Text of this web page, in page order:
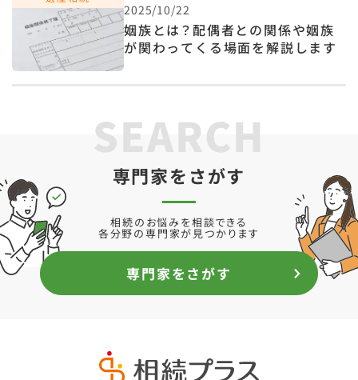
2025/10/22
姻族とは？配偶者との関係や姻族
が関わってくる場面を解説します
SEARCH
専門家をさがす
相続のお悩みを相談できる
各分野の専門家が見つかります
専門家をさがす